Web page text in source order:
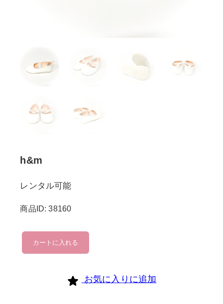
h&m
レンタル可能
商品ID: 38160
h&m
個
カートに入れる
お気に入りに追加